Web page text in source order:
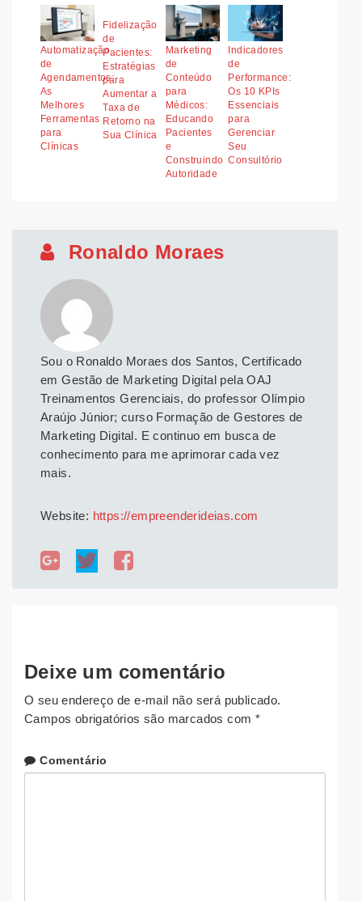
Automatização
de
Agendamentos:
As
Melhores
Ferramentas
para
Clínicas
Fidelização
de
Pacientes:
Estratégias
para
Aumentar a
Taxa de
Retorno na
Sua Clínica
Marketing
de
Conteúdo
para
Médicos:
Educando
Pacientes
e
Construindo
Autoridade
Indicadores
de
Performance:
Os 10 KPIs
Essenciais
para
Gerenciar
Seu
Consultório
Ronaldo Moraes
Sou o Ronaldo Moraes dos Santos, Certificado
em Gestão de Marketing Digital pela OAJ
Treinamentos Gerenciais, do professor Olímpio
Araújo Júnior; curso Formação de Gestores de
Marketing Digital. E continuo em busca de
conhecimento para me aprimorar cada vez
mais.
Website: https://empreenderideias.com
Deixe um comentário
O seu endereço de e-mail não será publicado.
Campos obrigatórios são marcados com *
Comentário